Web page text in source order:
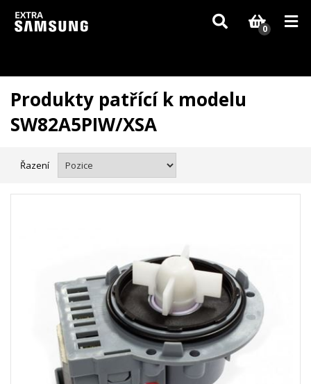
Vzhledem k aktuální situaci se může dodání dílů, které nejsou skladem,
zpozdit. Děkujeme za pochopení.
0
Produkty patřící k modelu
SW82A5PIW/XSA
Řazení